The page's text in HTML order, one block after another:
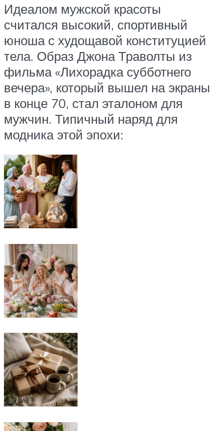
Идеалом мужской красоты
считался высокий, спортивный
юноша с худощавой конституцией
тела. Образ Джона Траволты из
фильма «Лихорадка субботнего
вечера», который вышел на экраны
в конце 70, стал эталоном для
мужчин. Типичный наряд для
модника этой эпохи: